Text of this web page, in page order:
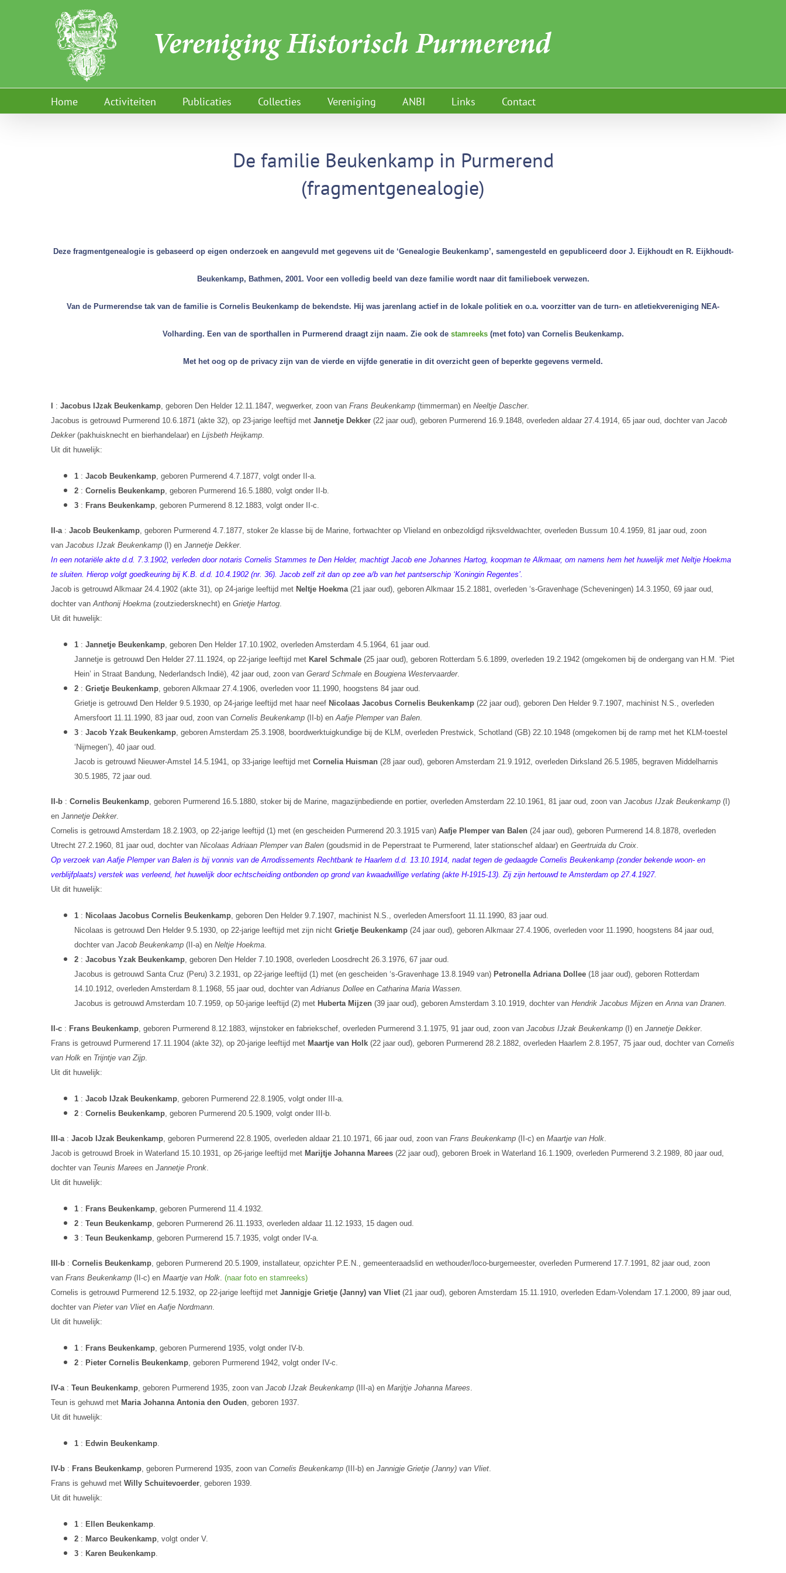
Home Activiteiten Publicaties Collecties Vereniging ANBI Links Contact
De familie Beukenkamp in Purmerend
(fragmentgenealogie)
Deze fragmentgenealogie is gebaseerd op eigen onderzoek en aangevuld met gegevens uit de ‘Genealogie Beukenkamp’, samengesteld en gepubliceerd door J. Eijkhoudt en R. Eijkhoudt-
Beukenkamp, Bathmen, 2001. Voor een volledig beeld van deze familie wordt naar dit familieboek verwezen.
Van de Purmerendse tak van de familie is Cornelis Beukenkamp de bekendste. Hij was jarenlang actief in de lokale politiek en o.a. voorzitter van de turn- en atletiekvereniging NEA-
Volharding. Een van de sporthallen in Purmerend draagt zijn naam. Zie ook de stamreeks (met foto) van Cornelis Beukenkamp.
Met het oog op de privacy zijn van de vierde en vijfde generatie in dit overzicht geen of beperkte gegevens vermeld.
I : Jacobus IJzak Beukenkamp, geboren Den Helder 12.11.1847, wegwerker, zoon van Frans Beukenkamp(timmerman) en Neeltje Dascher.
Jacobus is getrouwd Purmerend 10.6.1871 (akte 32), op 23-jarige leeftijd met Jannetje Dekker(22 jaar oud), geboren Purmerend 16.9.1848, overleden aldaar 27.4.1914, 65 jaar oud, dochter van Jacob
Dekker(pakhuisknecht en bierhandelaar) en Lijsbeth Heijkamp.
Uit dit huwelijk:
1 : Jacob Beukenkamp, geboren Purmerend 4.7.1877, volgt onder II-a.
2 : Cornelis Beukenkamp, geboren Purmerend 16.5.1880, volgt onder II-b.
3 : Frans Beukenkamp, geboren Purmerend 8.12.1883, volgt onder II-c.
II-a : Jacob Beukenkamp, geboren Purmerend 4.7.1877, stoker 2e klasse bij de Marine, fortwachter op Vlieland en onbezoldigd rijksveldwachter, overleden Bussum 10.4.1959, 81 jaar oud, zoon
van Jacobus IJzak Beukenkamp(I) en Jannetje Dekker.
In een notariële akte d.d. 7.3.1902, verleden door notaris Cornelis Stammes te Den Helder, machtigt Jacob ene Johannes Hartog, koopman te Alkmaar, om namens hem het huwelijk met Neltje Hoekma
te sluiten. Hierop volgt goedkeuring bij K.B. d.d. 10.4.1902 (nr. 36). Jacob zelf zit dan op zee a/b van het pantserschip ‘Koningin Regentes’.
Jacob is getrouwd Alkmaar 24.4.1902 (akte 31), op 24-jarige leeftijd met Neltje Hoekma(21 jaar oud), geboren Alkmaar 15.2.1881, overleden ‘s-Gravenhage (Scheveningen) 14.3.1950, 69 jaar oud,
dochter van Anthonij Hoekma(zoutziedersknecht) en Grietje Hartog.
Uit dit huwelijk:
1 : Jannetje Beukenkamp, geboren Den Helder 17.10.1902, overleden Amsterdam 4.5.1964, 61 jaar oud.
Jannetje is getrouwd Den Helder 27.11.1924, op 22-jarige leeftijd met Karel Schmale(25 jaar oud), geboren Rotterdam 5.6.1899, overleden 19.2.1942 (omgekomen bij de ondergang van H.M. ‘Piet
Hein’ in Straat Bandung, Nederlandsch Indië), 42 jaar oud, zoon van Gerard Schmaleen Bougiena Westervaarder.
2 : Grietje Beukenkamp, geboren Alkmaar 27.4.1906, overleden voor 11.1990, hoogstens 84 jaar oud.
Grietje is getrouwd Den Helder 9.5.1930, op 24-jarige leeftijd met haar neef Nicolaas Jacobus Cornelis Beukenkamp(22 jaar oud), geboren Den Helder 9.7.1907, machinist N.S., overleden
Amersfoort 11.11.1990, 83 jaar oud, zoon van Cornelis Beukenkamp(II-b) en Aafje Plemper van Balen.
3 : Jacob Yzak Beukenkamp, geboren Amsterdam 25.3.1908, boordwerktuigkundige bij de KLM, overleden Prestwick, Schotland (GB) 22.10.1948 (omgekomen bij de ramp met het KLM-toestel
‘Nijmegen’), 40 jaar oud.
Jacob is getrouwd Nieuwer-Amstel 14.5.1941, op 33-jarige leeftijd met Cornelia Huisman(28 jaar oud), geboren Amsterdam 21.9.1912, overleden Dirksland 26.5.1985, begraven Middelharnis
30.5.1985, 72 jaar oud.
II-b : Cornelis Beukenkamp, geboren Purmerend 16.5.1880, stoker bij de Marine, magazijnbediende en portier, overleden Amsterdam 22.10.1961, 81 jaar oud, zoon van Jacobus IJzak Beukenkamp(I)
en Jannetje Dekker.
Cornelis is getrouwd Amsterdam 18.2.1903, op 22-jarige leeftijd (1) met (en gescheiden Purmerend 20.3.1915 van) Aafje Plemper van Balen(24 jaar oud), geboren Purmerend 14.8.1878, overleden
Utrecht 27.2.1960, 81 jaar oud, dochter van Nicolaas Adriaan Plemper van Balen(goudsmid in de Peperstraat te Purmerend, later stationschef aldaar) en Geertruida du Croix.
Op verzoek van Aafje Plemper van Balen is bij vonnis van de Arrodissements Rechtbank te Haarlem d.d. 13.10.1914, nadat tegen de gedaagde Cornelis Beukenkamp (zonder bekende woon- en
verblijfplaats) verstek was verleend, het huwelijk door echtscheiding ontbonden op grond van kwaadwillige verlating (akte H-1915-13). Zij zijn hertouwd te Amsterdam op 27.4.1927.
Uit dit huwelijk:
1 : Nicolaas Jacobus Cornelis Beukenkamp, geboren Den Helder 9.7.1907, machinist N.S., overleden Amersfoort 11.11.1990, 83 jaar oud.
Nicolaas is getrouwd Den Helder 9.5.1930, op 22-jarige leeftijd met zijn nicht Grietje Beukenkamp(24 jaar oud), geboren Alkmaar 27.4.1906, overleden voor 11.1990, hoogstens 84 jaar oud,
dochter van Jacob Beukenkamp(II-a) en Neltje Hoekma.
2 : Jacobus Yzak Beukenkamp, geboren Den Helder 7.10.1908, overleden Loosdrecht 26.3.1976, 67 jaar oud.
Jacobus is getrouwd Santa Cruz (Peru) 3.2.1931, op 22-jarige leeftijd (1) met (en gescheiden ‘s-Gravenhage 13.8.1949 van) Petronella Adriana Dollee(18 jaar oud), geboren Rotterdam
14.10.1912, overleden Amsterdam 8.1.1968, 55 jaar oud, dochter van Adrianus Dolleeen Catharina Maria Wassen.
Jacobus is getrouwd Amsterdam 10.7.1959, op 50-jarige leeftijd (2) met Huberta Mijzen(39 jaar oud), geboren Amsterdam 3.10.1919, dochter van Hendrik Jacobus Mijzenen Anna van Dranen.
II-c : Frans Beukenkamp, geboren Purmerend 8.12.1883, wijnstoker en fabriekschef, overleden Purmerend 3.1.1975, 91 jaar oud, zoon van Jacobus IJzak Beukenkamp(I) en Jannetje Dekker.
Frans is getrouwd Purmerend 17.11.1904 (akte 32), op 20-jarige leeftijd met Maartje van Holk(22 jaar oud), geboren Purmerend 28.2.1882, overleden Haarlem 2.8.1957, 75 jaar oud, dochter van Cornelis
van Holken Trijntje van Zijp.
Uit dit huwelijk:
1 : Jacob IJzak Beukenkamp, geboren Purmerend 22.8.1905, volgt onder III-a.
2 : Cornelis Beukenkamp, geboren Purmerend 20.5.1909, volgt onder III-b.
III-a : Jacob IJzak Beukenkamp, geboren Purmerend 22.8.1905, overleden aldaar 21.10.1971, 66 jaar oud, zoon van Frans Beukenkamp(II-c) en Maartje van Holk.
Jacob is getrouwd Broek in Waterland 15.10.1931, op 26-jarige leeftijd met Marijtje Johanna Marees(22 jaar oud), geboren Broek in Waterland 16.1.1909, overleden Purmerend 3.2.1989, 80 jaar oud,
dochter van Teunis Marees en Jannetje Pronk.
Uit dit huwelijk:
1 : Frans Beukenkamp, geboren Purmerend 11.4.1932.
2 : Teun Beukenkamp, geboren Purmerend 26.11.1933, overleden aldaar 11.12.1933, 15 dagen oud.
3 : Teun Beukenkamp, geboren Purmerend 15.7.1935, volgt onder IV-a.
III-b : Cornelis Beukenkamp, geboren Purmerend 20.5.1909, installateur, opzichter P.E.N., gemeenteraadslid en wethouder/loco-burgemeester, overleden Purmerend 17.7.1991, 82 jaar oud, zoon
van Frans Beukenkamp(II-c) en Maartje van Holk. (naar foto en stamreeks)
Cornelis is getrouwd Purmerend 12.5.1932, op 22-jarige leeftijd met Jannigje Grietje (Janny) van Vliet(21 jaar oud), geboren Amsterdam 15.11.1910, overleden Edam-Volendam 17.1.2000, 89 jaar oud,
dochter van Pieter van Vlieten Aafje Nordmann.
Uit dit huwelijk:
1 : Frans Beukenkamp, geboren Purmerend 1935, volgt onder IV-b.
2 : Pieter Cornelis Beukenkamp, geboren Purmerend 1942, volgt onder IV-c.
IV-a : Teun Beukenkamp, geboren Purmerend 1935, zoon van Jacob IJzak Beukenkamp(III-a) en Marijtje Johanna Marees
Teun is gehuwd met Maria Johanna Antonia den Ouden, geboren 1937.
Uit dit huwelijk:
1 : Edwin Beukenkamp.
IV-b : Frans Beukenkamp, geboren Purmerend 1935, zoon van Cornelis Beukenkamp(III-b) en Jannigje Grietje (Janny) van Vliet.
Frans is gehuwd met Willy Schuitevoerder, geboren 1939.
Uit dit huwelijk:
1 : Ellen Beukenkamp.
2 : Marco Beukenkamp, volgt onder V.
3 : Karen Beukenkamp.